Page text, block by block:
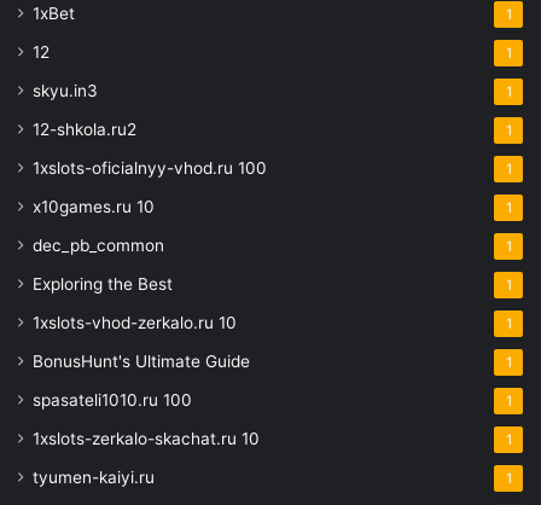
1xBet 1
12 1
skyu.in3 1
12-shkola.ru2 1
1xslots-oficialnyy-vhod.ru 100 1
x10games.ru 10 1
dec_pb_common 1
Exploring the Best 1
1xslots-vhod-zerkalo.ru 10 1
BonusHunt's Ultimate Guide 1
spasateli1010.ru 100 1
1xslots-zerkalo-skachat.ru 10 1
tyumen-kaiyi.ru 1